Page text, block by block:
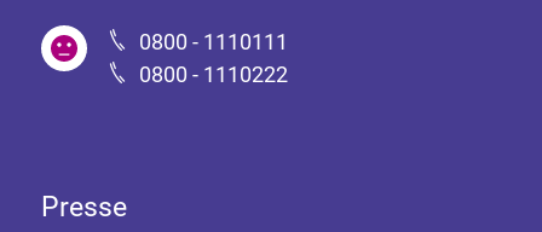
0800 - 1110111
0800 - 1110222
Presse